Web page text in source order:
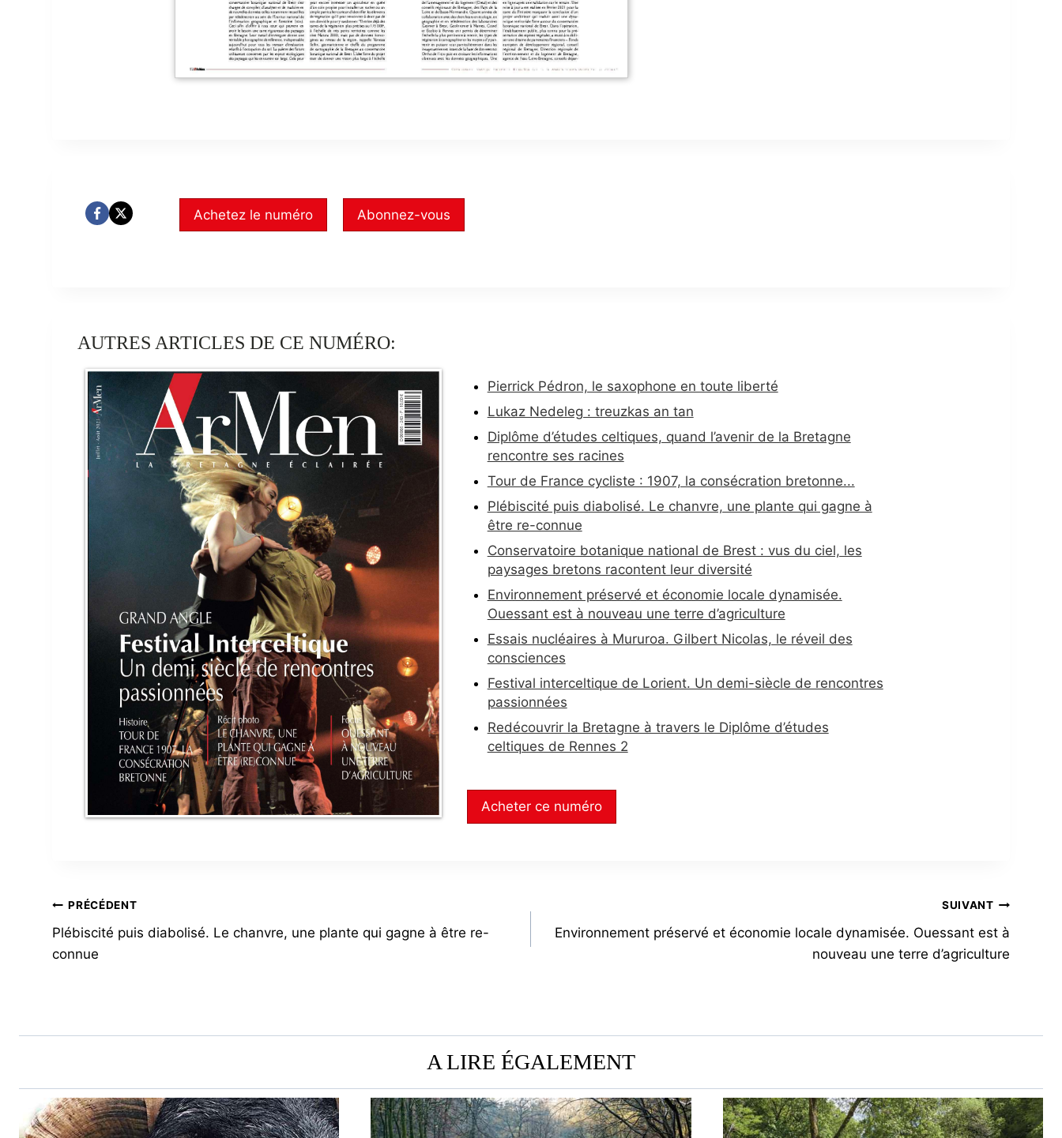
Achetez le numéro Abonnez-vous
AUTRES ARTICLES DE CE NUMÉRO:
Pierrick Pédron, le saxophone en toute liberté
Lukaz Nedeleg : treuzkas an tan
Diplôme d’études celtiques, quand l’avenir de la Bretagne
rencontre ses racines
Tour de France cycliste : 1907, la consécration bretonne...
Plébiscité puis diabolisé. Le chanvre, une plante qui gagne à
être re-connue
Conservatoire botanique national de Brest : vus du ciel, les
paysages bretons racontent leur diversité
Environnement préservé et économie locale dynamisée.
Ouessant est à nouveau une terre d’agriculture
Essais nucléaires à Mururoa. Gilbert Nicolas, le réveil des
consciences
Festival interceltique de Lorient. Un demi-siècle de rencontres
passionnées
Redécouvrir la Bretagne à travers le Diplôme d’études
celtiques de Rennes 2
Acheter ce numéro
NAVIGATION
DE
PRÉCÉDENT
Plébiscité puis diabolisé. Le chanvre, une plante qui gagne à être re-
connue
SUIVANT
Environnement préservé et économie locale dynamisée. Ouessant est à
nouveau une terre d’agriculture
A LIRE ÉGALEMENT